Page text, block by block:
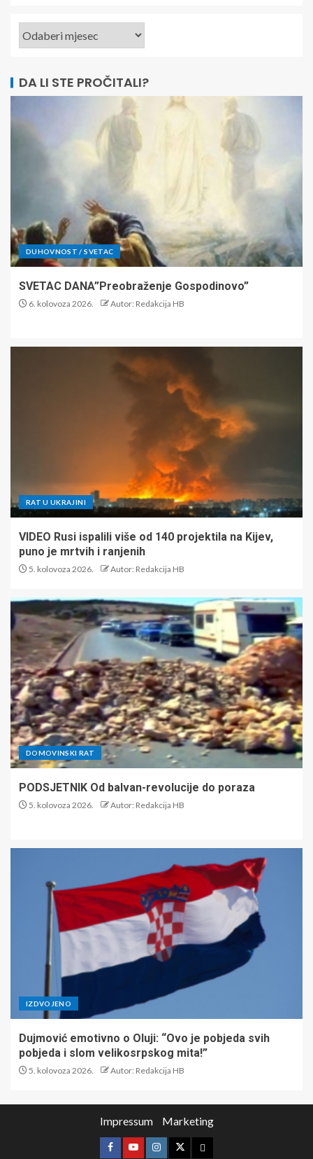
DA LI STE PROČITALI?
DUHOVNOST / SVETAC
SVETAC DANA”Preobraženje Gospodinovo”
6. kolovoza 2026. Autor: Redakcija HB
RAT U UKRAJINI
VIDEO Rusi ispalili više od 140 projektila na Kijev,
puno je mrtvih i ranjenih
5. kolovoza 2026. Autor: Redakcija HB
DOMOVINSKI RAT
PODSJETNIK Od balvan-revolucije do poraza
5. kolovoza 2026. Autor: Redakcija HB
IZDVOJENO
Dujmović emotivno o Oluji: “Ovo je pobjeda svih
pobjeda i slom velikosrpskog mita!”
5. kolovoza 2026. Autor: Redakcija HB
Impressum Marketing